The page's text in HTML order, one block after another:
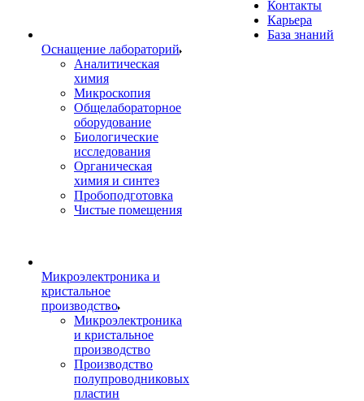
Оснащение лабораторий
Аналитическая
химия
Микроскопия
Общелабораторное
оборудование
Биологические
исследования
Органическая
химия и синтез
Пробоподготовка
Чистые помещения
Микроэлектроника и
кристальное
производство
Микроэлектроника
и кристальное
производство
Производство
полупроводниковых
пластин
Контакты
Карьера
База знаний